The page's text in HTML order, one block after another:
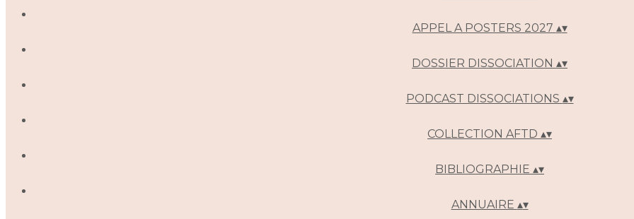
APPEL A POSTERS 2027 ▴▾
DOSSIER DISSOCIATION ▴▾
PODCAST DISSOCIATIONS ▴▾
COLLECTION AFTD ▴▾
BIBLIOGRAPHIE ▴▾
ANNUAIRE ▴▾